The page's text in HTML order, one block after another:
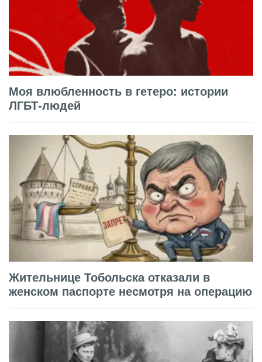
Моя влюбленность в гетеро: истории
ЛГБТ-людей
Жительнице Тобольска отказали в
женском паспорте несмотря на операцию